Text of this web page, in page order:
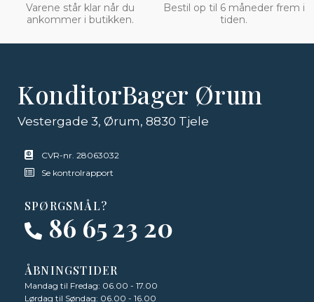
Varene står klar når du
ankommer i butikken.
Bestil op til 6 måneder frem i
tiden.
KonditorBager Ørum
Vestergade 3, Ørum, 8830 Tjele
CVR-nr. 28063032
Se kontrolrapport
SPØRGSMÅL?
86 65 23 20
ÅBNINGSTIDER
Mandag til Fredag: 06.00 - 17.00
Lørdag til Søndag: 06.00 - 16.00